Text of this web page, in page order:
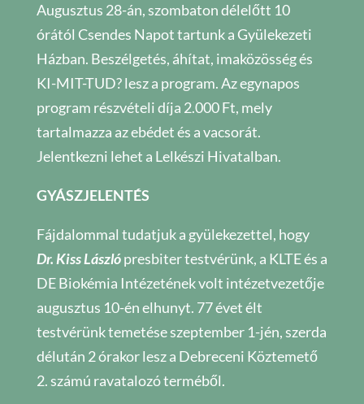
Augusztus 28-án, szombaton délelőtt 10
órától Csendes Napot tartunk a Gyülekezeti
Házban. Beszélgetés, áhítat, imaközösség és
KI-MIT-TUD? lesz a program. Az egynapos
program részvételi díja 2.000 Ft, mely
tartalmazza az ebédet és a vacsorát.
Jelentkezni lehet a Lelkészi Hivatalban.
GYÁSZJELENTÉS
Fájdalommal tudatjuk a gyülekezettel, hogy
Dr. Kiss Lászlópresbiter testvérünk, a KLTE és a
DE Biokémia Intézetének volt intézetvezetője
augusztus 10-én elhunyt. 77 évet élt
testvérünk temetése szeptember 1-jén, szerda
délután 2 órakor lesz a Debreceni Köztemető
2. számú ravatalozó terméből.